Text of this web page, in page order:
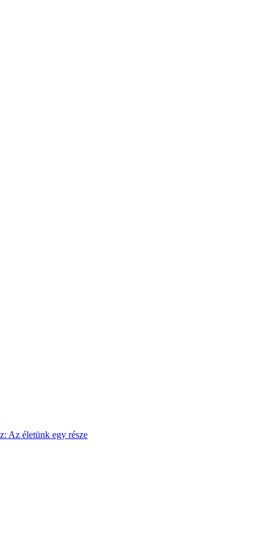
Az életünk egy része